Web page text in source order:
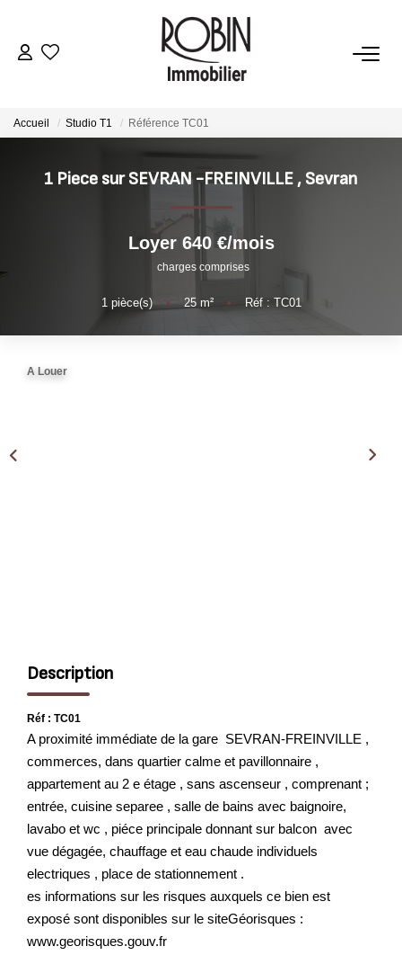
ESTIMATION
AGENCE
Accueil Studio T1 Référence TC01
1 Piece sur SEVRAN -FREINVILLE , Sevran
Loyer 640 €/mois
charges comprises
1 pièce(s) • 25m² • Réf : TC01
A Louer
Description
Réf : TC01
A proximité immédiate de la gare SEVRAN-FREINVILLE ,
commerces, dans quartier calme et pavillonnaire ,
appartement au 2 e étage , sans ascenseur , comprenant ;
entrée, cuisine separee , salle de bains avec baignoire,
lavabo et wc , piéce principale donnant sur balcon avec
vue dégagée, chauffage et eau chaude individuels
electriques , place de stationnement .
es informations sur les risques auxquels ce bien est
exposé sont disponibles sur le siteGéorisques :
www.georisques.gouv.fr